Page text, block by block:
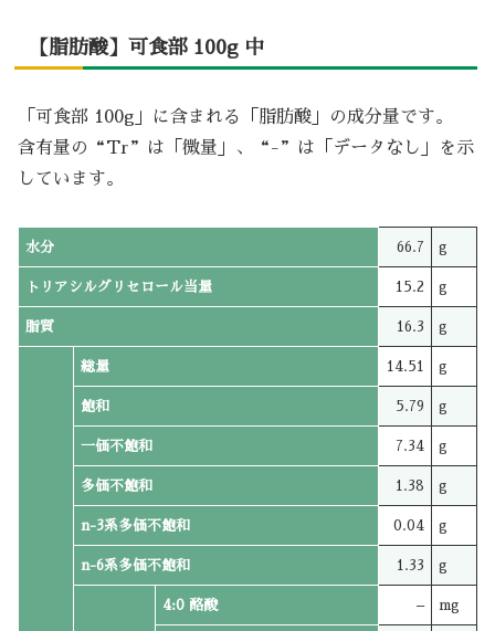
【脂肪酸】可食部 100g 中
「可食部 100g」に含まれる「脂肪酸」の成分量です。
含有量の“Tr”は「微量」、“-”は「データなし」を示
しています。
水分 66.7 g
トリアシルグリセロール当量 15.2 g
脂質 16.3 g
総量 14.51 g
飽和 5.79 g
一価不飽和 7.34 g
多価不飽和 1.38 g
n-3系多価不飽和 0.04 g
n-6系多価不飽和 1.33 g
4:0 酪酸 – mg